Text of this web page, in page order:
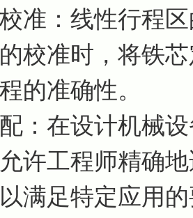
准：线性行程
校准时，将铁
的准确性。
：在设计机械
许工程师精确
满足特定应用